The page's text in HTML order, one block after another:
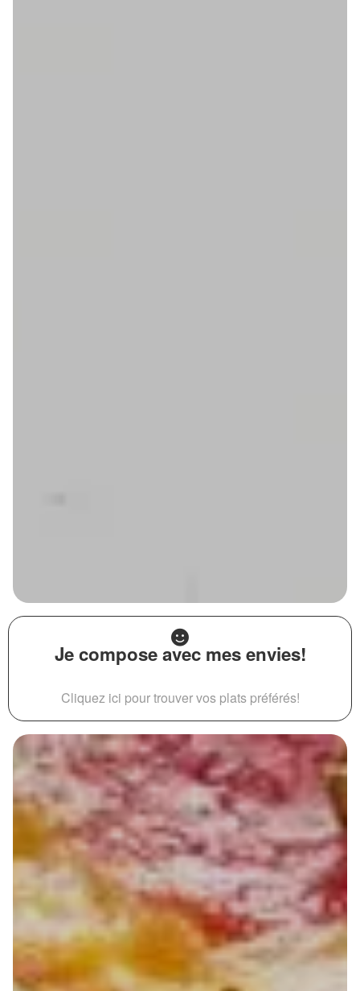
Je compose avec mes envies!
Cliquez ici pour trouver vos plats préférés!